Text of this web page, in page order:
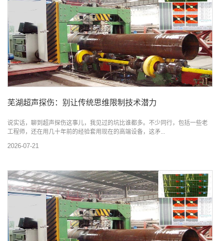
芜湖超声探伤：别让传统思维限制技术潜力
说实话，聊到超声探伤这事儿，我见过的坑比谁都多。不少同行，包括一些老
工程师，还在用几十年前的经验套用现在的高端设备，这矛...
2026-07-21